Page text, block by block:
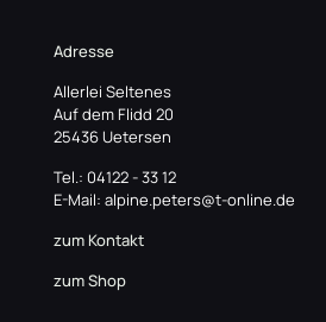
Adresse
Allerlei Seltenes
Auf dem Flidd 20
25436 Uetersen
Tel.: 04122 - 33 12
E-Mail: alpine.peters@t-online.de
zum Kontakt
zum Shop